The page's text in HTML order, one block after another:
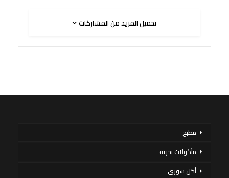
تحميل المزيد من المشاركات
مطبخ
مأكولات بحرية
أكل سورى